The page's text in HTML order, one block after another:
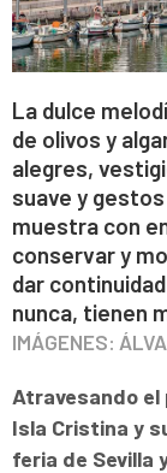
La dulce
de olivos y
alegres,
suave y
muestra con
conservar y
dar
nunca, tienen
IMÁGENES:
Atravesando
Isla Cristina y
feria de Sevilla